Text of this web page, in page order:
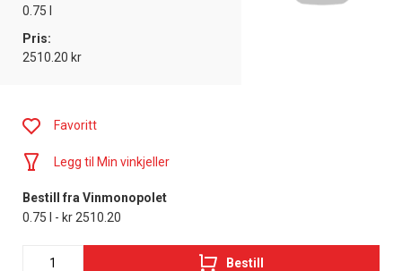
0.75 l
Pris:
2510.20 kr
Favoritt
Legg til Min vinkjeller
Bestill fra Vinmonopolet
0.75 l - kr 2510.20
Bestill